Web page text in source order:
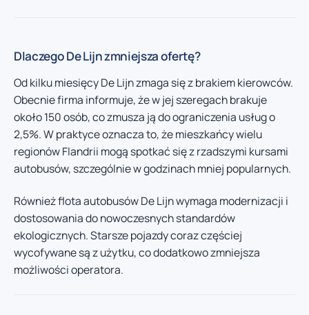
Dlaczego De Lijn zmniejsza ofertę?
Od kilku miesięcy De Lijn zmaga się z brakiem kierowców.
Obecnie firma informuje, że w jej szeregach brakuje
około 150 osób, co zmusza ją do ograniczenia usług o
2,5%. W praktyce oznacza to, że mieszkańcy wielu
regionów Flandrii mogą spotkać się z rzadszymi kursami
autobusów, szczególnie w godzinach mniej popularnych.
Również flota autobusów De Lijn wymaga modernizacji i
dostosowania do nowoczesnych standardów
ekologicznych. Starsze pojazdy coraz częściej
wycofywane są z użytku, co dodatkowo zmniejsza
możliwości operatora.